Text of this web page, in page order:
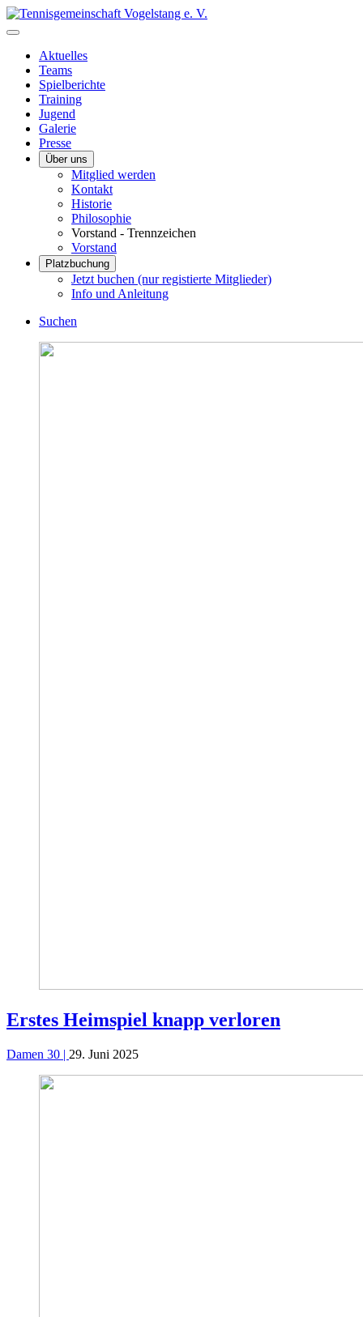
Aktuelles
Teams
Spielberichte
Training
Jugend
Galerie
Presse
Über uns
Mitglied werden
Kontakt
Historie
Philosophie
Vorstand - Trennzeichen
Vorstand
Platzbuchung
Jetzt buchen (nur registierte Mitglieder)
Info und Anleitung
Suchen
Erstes Heimspiel knapp verloren
Damen 30 | 29. Juni 2025